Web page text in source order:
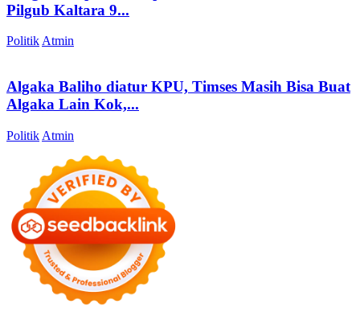
Pilgub Kaltara 9...
Politik Atmin
Algaka Baliho diatur KPU, Timses Masih Bisa Buat
Algaka Lain Kok,...
Politik Atmin